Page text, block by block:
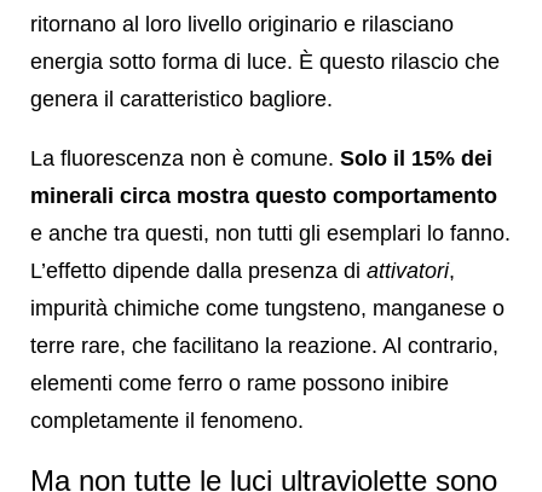
ritornano al loro livello originario e rilasciano
energia sotto forma di luce. È questo rilascio che
genera il caratteristico bagliore.
La fluorescenza non è comune. Solo il 15% dei
minerali circa mostra questo comportamento
e anche tra questi, non tutti gli esemplari lo fanno.
L’effetto dipende dalla presenza di attivatori,
impurità chimiche come tungsteno, manganese o
terre rare, che facilitano la reazione. Al contrario,
elementi come ferro o rame possono inibire
completamente il fenomeno.
Ma non tutte le luci ultraviolette sono